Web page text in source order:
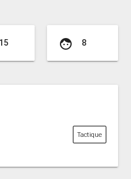
15 face 8
Tactique